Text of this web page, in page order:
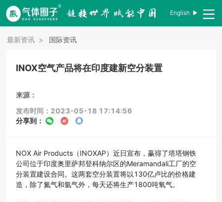
English
最新资讯 > 国际资讯
INOX空气产品将在印度建新空分装置
来源：
发布时间：2023-05-18 17:14:56
分享到：
NOX Air Products（INOXAP）近日宣布，赢得了塔塔钢铁
公司位于印度奥里萨邦登科纳尔区的Meramandali工厂的空
分装置建设合同。这两套空分装置将以130亿卢比的价格建
造，除了氮气和氩气外，每天还将生产1800吨氧气。